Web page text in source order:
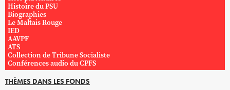
Histoire du PSU
Biographies
Le Maltais Rouge
IED
AAVPF
ATS
Collection de Tribune Socialiste
Conférences audio du CPFS
THÈMES DANS LES FONDS